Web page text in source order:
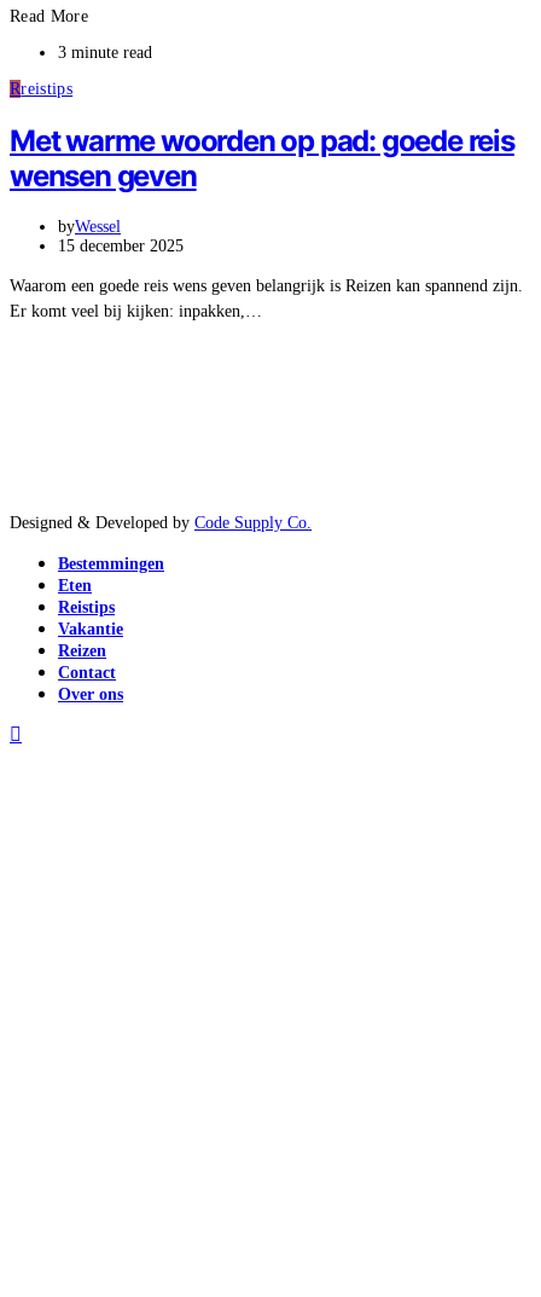
Read More
3 minute read
Rreistips
Met warme woorden op pad: goede reis
wensen geven
byWessel
15 december 2025
Waarom een goede reis wens geven belangrijk is Reizen kan spannend zijn.
Er komt veel bij kijken: inpakken,…
Designed & Developed by Code Supply Co.
Bestemmingen
Eten
Reistips
Vakantie
Reizen
Contact
Over ons